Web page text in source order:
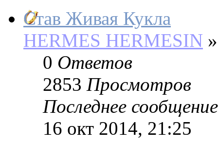
Став Живая Кукла
HERMES HERMESIN »
0 Ответов
2853 Просмотров
Последнее сообщение
16 окт 2014, 21:25